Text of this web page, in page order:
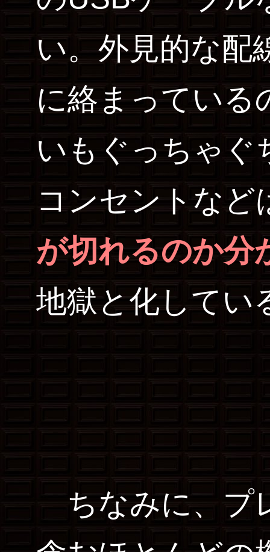
い。外見的な配
に絡まっている
いもぐっちゃぐ
コンセントなど
が切れるのか分
地獄と化してい
ちなみに、プ